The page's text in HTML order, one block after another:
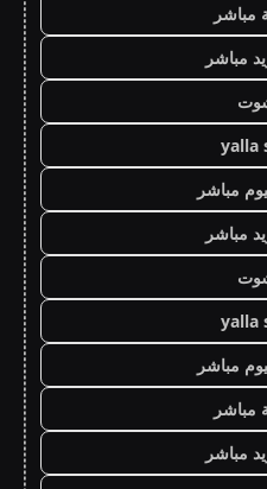
مباشر
مباشر
yalla
مباشر
مباشر
yalla
مباشر
مباشر
مباشر